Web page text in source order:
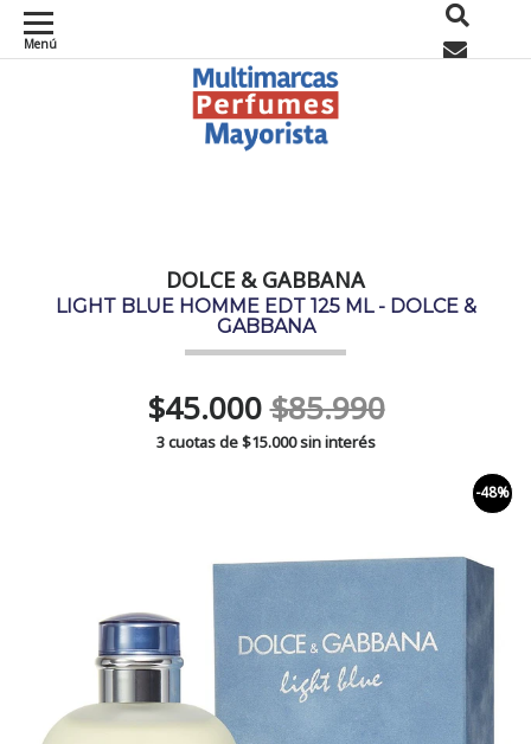
Menú
DOLCE & GABBANA
LIGHT BLUE HOMME EDT 125 ML - DOLCE &
GABBANA
$45.000$85.990
3 cuotas de$15.000sin interés
-48%